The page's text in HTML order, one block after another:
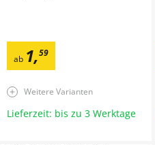
ab 1,59
Weitere Varianten
Lieferzeit: bis zu 3 Werktage